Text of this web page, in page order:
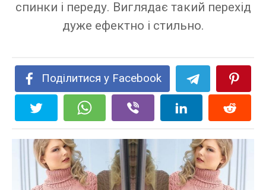
спинки і переду. Виглядає такий перехід
дуже ефектно і стильно.
Поділитися у Facebook